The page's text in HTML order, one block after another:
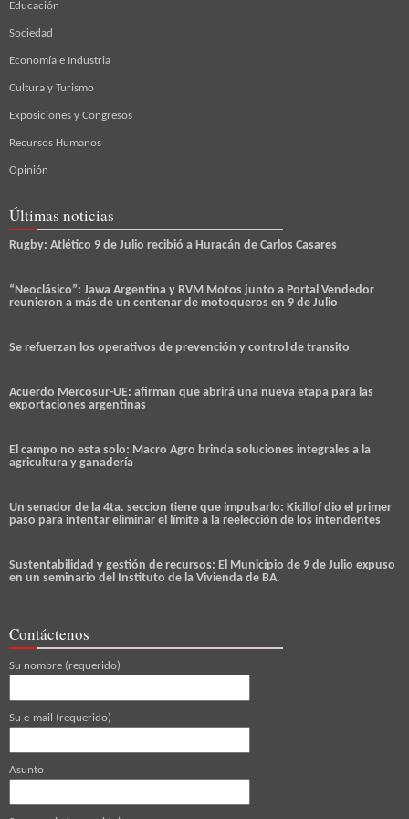
Educación
Sociedad
Economía e Industria
Cultura y Turismo
Exposiciones y Congresos
Recursos Humanos
Opinión
Últimas noticias
Rugby: Atlético 9 de Julio recibió a Huracán de Carlos Casares
“Neoclásico”: Jawa Argentina y RVM Motos junto a Portal Vendedor
reunieron a más de un centenar de motoqueros en 9 de Julio
Se refuerzan los operativos de prevención y control de transito
Acuerdo Mercosur-UE: afirman que abrirá una nueva etapa para las
exportaciones argentinas
El campo no esta solo: Macro Agro brinda soluciones integrales a la
agricultura y ganadería
Un senador de la 4ta. seccion tiene que impulsarlo: Kicillof dio el primer
paso para intentar eliminar el límite a la reelección de los intendentes
Sustentabilidad y gestión de recursos: El Municipio de 9 de Julio expuso
en un seminario del Instituto de la Vivienda de BA.
Contáctenos
Su nombre (requerido)
Su e-mail (requerido)
Asunto